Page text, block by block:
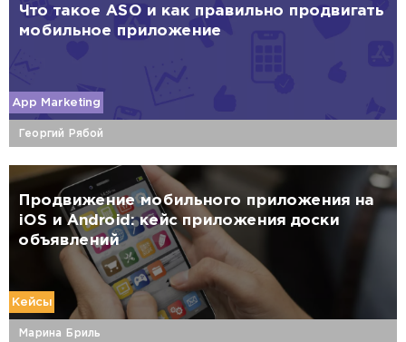
Что такое ASO и как правильно продвигать
мобильное приложение
App Marketing
Георгий Рябой
Продвижение мобильного приложения на
iOS и Android: кейс приложения доски
объявлений
Кейсы
Марина Бриль